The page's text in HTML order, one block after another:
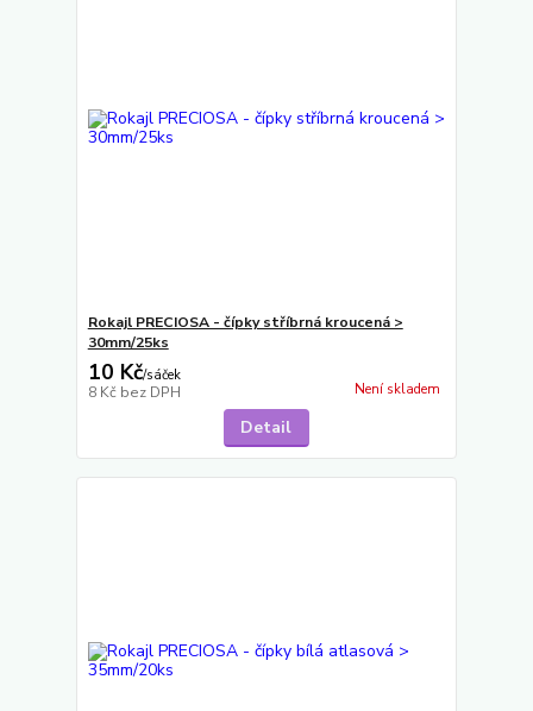
Rokajl PRECIOSA - čípky stříbrná kroucená >
30mm/25ks
10 Kč/sáček
8 Kč bez DPH Není skladem
Detail